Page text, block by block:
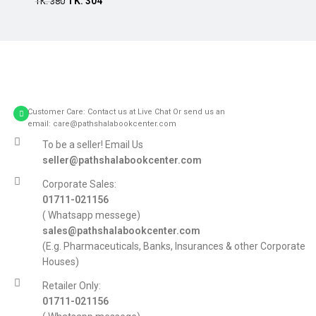
Customer Care: Contact us at Live Chat Or send us an
email: care@pathshalabookcenter.com
To be a seller! Email Us
seller@pathshalabookcenter.com
Corporate Sales:
01711-021156
( Whatsapp messege)
sales@pathshalabookcenter.com
(E.g. Pharmaceuticals, Banks, Insurances & other Corporate
Houses)
Retailer Only:
01711-021156